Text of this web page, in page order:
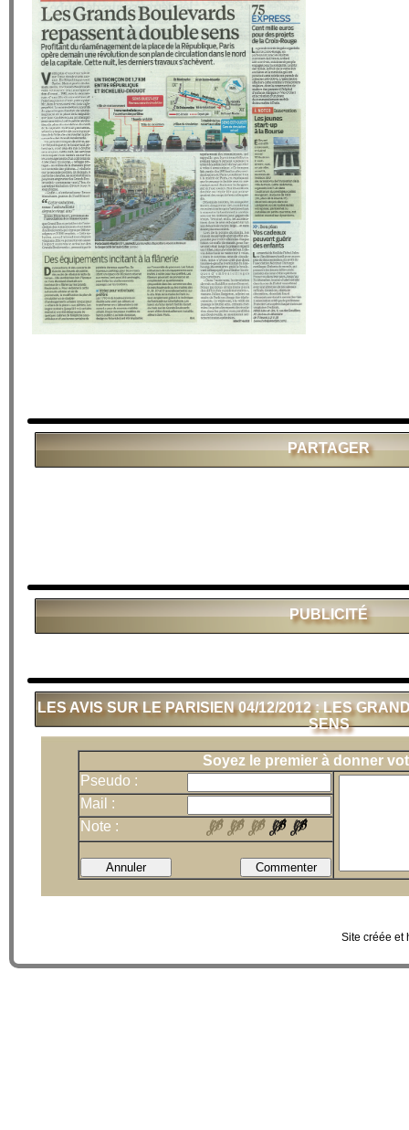
PARTAGER
PUBLICITÉ
LES AVIS SUR LE PARISIEN 04/12/2012 : LES
SENS
Soyez le premier à donner
Pseudo :
Mail :
Note :
Site créée et